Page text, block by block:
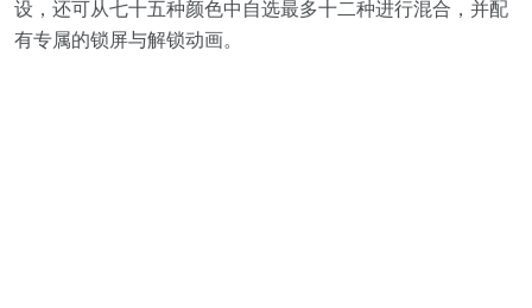
设，还可从七十五种颜色中自选最多十二种进行混合，并配
有专属的锁屏与解锁动画。